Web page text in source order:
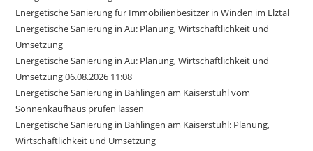
Energetische Sanierung für Immobilienbesitzer in Winden im Elztal
Energetische Sanierung in Au: Planung, Wirtschaftlichkeit und
Umsetzung
Energetische Sanierung in Au: Planung, Wirtschaftlichkeit und
Umsetzung 06.08.2026 11:08
Energetische Sanierung in Bahlingen am Kaiserstuhl vom
Sonnenkaufhaus prüfen lassen
Energetische Sanierung in Bahlingen am Kaiserstuhl: Planung,
Wirtschaftlichkeit und Umsetzung